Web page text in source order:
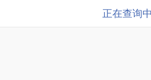
正在查询中